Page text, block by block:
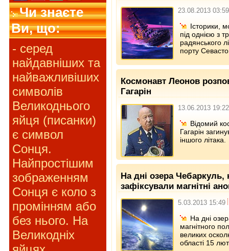
Чи знаєте
Ви, що:
- серед
найдавніших та
найважливіших
символів
Великоднього
яйця (писанки)
є символ
Сонця.
Найпростішим
зображенням
Сонця є коло з
промінням або
без нього. На
Великодніх
23.08.2013 03:59
Історики,
під однією з
радянського
порту
Космонавт Леонов
Гагарін
13.06.2013 19:22
Відомий
Гагарін
іншого літака.
На дні озера Чебаркуль,
зафіксували магнітні
5.03.2013 15:49
На дні
магнітного
великих
області 15